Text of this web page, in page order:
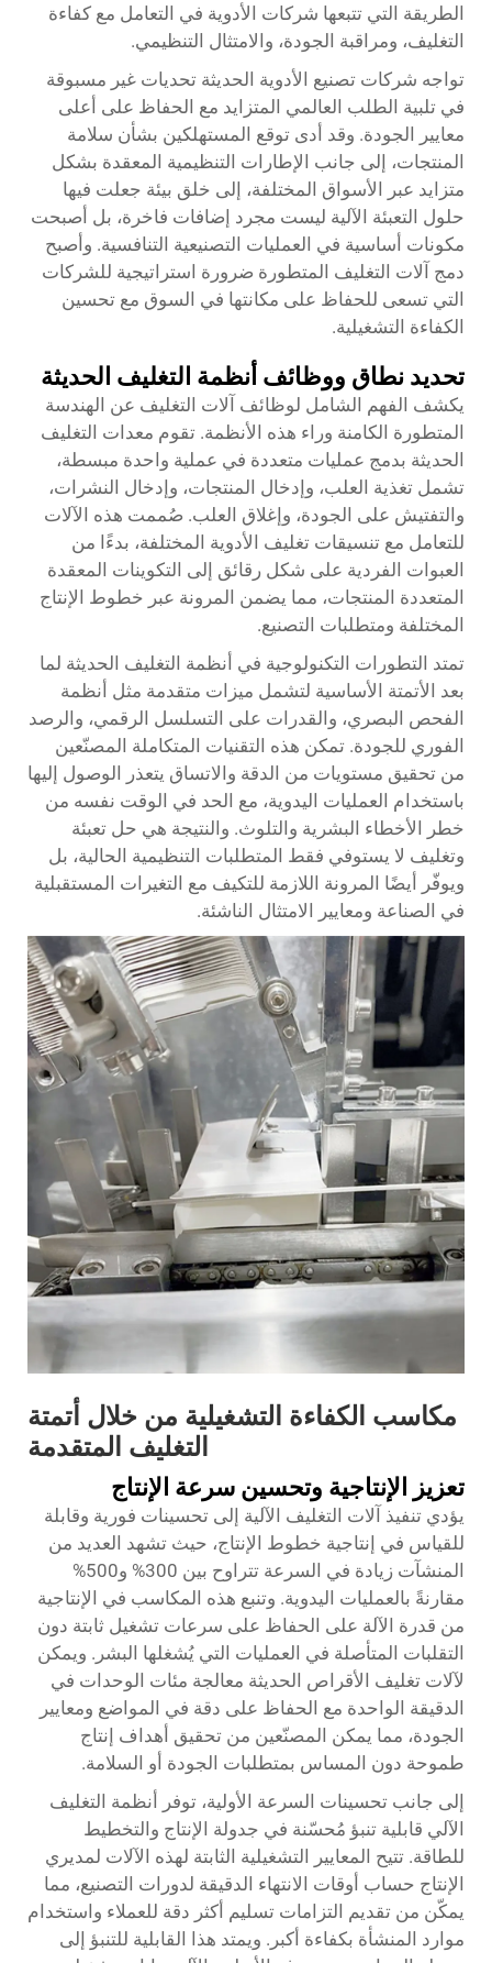
الطريقة التي تتبعها شركات الأدوية في التعامل مع كفاءة
التغليف، ومراقبة الجودة، والامتثال التنظيمي.
تواجه شركات تصنيع الأدوية الحديثة تحديات غير مسبوقة
في تلبية الطلب العالمي المتزايد مع الحفاظ على أعلى
معايير الجودة. وقد أدى توقع المستهلكين بشأن سلامة
المنتجات، إلى جانب الإطارات التنظيمية المعقدة بشكل
متزايد عبر الأسواق المختلفة، إلى خلق بيئة جعلت فيها
حلول التعبئة الآلية ليست مجرد إضافات فاخرة، بل أصبحت
مكونات أساسية في العمليات التصنيعية التنافسية. وأصبح
دمج آلات التغليف المتطورة ضرورة استراتيجية للشركات
التي تسعى للحفاظ على مكانتها في السوق مع تحسين
الكفاءة التشغيلية.
تحديد نطاق ووظائف أنظمة التغليف الحديثة
يكشف الفهم الشامل لوظائف آلات التغليف عن الهندسة
المتطورة الكامنة وراء هذه الأنظمة. تقوم معدات التغليف
الحديثة بدمج عمليات متعددة في عملية واحدة مبسطة،
تشمل تغذية العلب، وإدخال المنتجات، وإدخال النشرات،
والتفتيش على الجودة، وإغلاق العلب. صُممت هذه الآلات
للتعامل مع تنسيقات تغليف الأدوية المختلفة، بدءًا من
العبوات الفردية على شكل رقائق إلى التكوينات المعقدة
المتعددة المنتجات، مما يضمن المرونة عبر خطوط الإنتاج
المختلفة ومتطلبات التصنيع.
تمتد التطورات التكنولوجية في أنظمة التغليف الحديثة لما
بعد الأتمتة الأساسية لتشمل ميزات متقدمة مثل أنظمة
الفحص البصري، والقدرات على التسلسل الرقمي، والرصد
الفوري للجودة. تمكن هذه التقنيات المتكاملة المصنّعين
من تحقيق مستويات من الدقة والاتساق يتعذر الوصول إليها
باستخدام العمليات اليدوية، مع الحد في الوقت نفسه من
خطر الأخطاء البشرية والتلوث. والنتيجة هي حل تعبئة
وتغليف لا يستوفي فقط المتطلبات التنظيمية الحالية، بل
ويوفّر أيضًا المرونة اللازمة للتكيف مع التغيرات المستقبلية
في الصناعة ومعايير الامتثال الناشئة.
مكاسب الكفاءة التشغيلية من خلال أتمتة
التغليف المتقدمة
تعزيز الإنتاجية وتحسين سرعة الإنتاج
يؤدي تنفيذ آلات التغليف الآلية إلى تحسينات فورية وقابلة
للقياس في إنتاجية خطوط الإنتاج، حيث تشهد العديد من
المنشآت زيادة في السرعة تتراوح بين 300% و500%
مقارنةً بالعمليات اليدوية. وتنبع هذه المكاسب في الإنتاجية
من قدرة الآلة على الحفاظ على سرعات تشغيل ثابتة دون
التقلبات المتأصلة في العمليات التي يُشغلها البشر. ويمكن
لآلات تغليف الأقراص الحديثة معالجة مئات الوحدات في
الدقيقة الواحدة مع الحفاظ على دقة في المواضع ومعايير
الجودة، مما يمكن المصنّعين من تحقيق أهداف إنتاج
طموحة دون المساس بمتطلبات الجودة أو السلامة.
إلى جانب تحسينات السرعة الأولية، توفر أنظمة التغليف
الآلي قابلية تنبؤ مُحسّنة في جدولة الإنتاج والتخطيط
للطاقة. تتيح المعايير التشغيلية الثابتة لهذه الآلات لمديري
الإنتاج حساب أوقات الانتهاء الدقيقة لدورات التصنيع، مما
يمكّن من تقديم التزامات تسليم أكثر دقة للعملاء واستخدام
موارد المنشأة بكفاءة أكبر. ويمتد هذا القابلية للتنبؤ إلى